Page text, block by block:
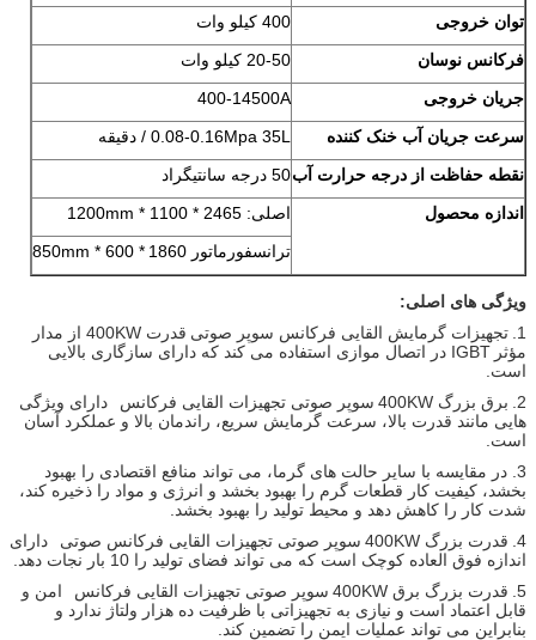
توان خروجی
400 کیلو وات
فرکانس نوسان
20-50 کیلو وات
جریان خروجی
400-14500A
سرعت جریان آب خنک کننده
0.08-0.16Mpa 35L / دقیقه
نقطه حفاظت از درجه حرارت آب50 درجه سانتیگراد
اندازه محصول
اصلی: 2465 * 1100 * 1200mm
ترانسفورماتور 1860
* 600 * 850mm
ویژگی های اصلی:
1. تجهیزات گرمایش القایی فرکانس سوپر صوتی
قدرت 400KW از مدار
مؤثر
IGBT در اتصال موازی استفاده می کند که دارای سازگاری بالایی
است.
2. برق بزرگ 400KW سوپر صوتی تجهیزات القایی فرکانس
دارای ویژگی
هایی مانند قدرت بالا، سرعت گرمایش سریع، راندمان بالا و عملکرد آسان
است.
3. در مقایسه با سایر حالت های گرما، می تواند منافع اقتصادی را بهبود
بخشد، کیفیت کار قطعات گرم را بهبود بخشد و انرژی و مواد را ذخیره کند،
شدت کار را کاهش دهد و محیط تولید را بهبود بخشد.
4. قدرت بزرگ 400KW سوپر صوتی تجهیزات القایی فرکانس صوتی
دارای
اندازه فوق العاده کوچک است که می تواند فضای تولید را 10 بار نجات دهد.
5. قدرت بزرگ برق 400KW سوپر صوتی تجهیزات القایی فرکانس
امن و
قابل اعتماد است و نیازی به تجهیزاتی با ظرفیت ده هزار ولتاژ ندارد و
بنابراین می تواند عملیات ایمن را تضمین کند.